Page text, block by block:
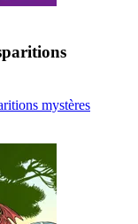
mystères